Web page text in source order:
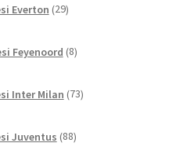
Everton 29izdelkov
Feyenoord 8izdelkov
Inter Milan 73izdelkov
Juventus 88izdelkov